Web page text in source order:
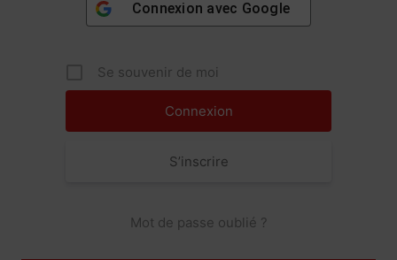
Connexion avec Google
Se souvenir de moi
S’inscrire
Mot de passe oublié ?